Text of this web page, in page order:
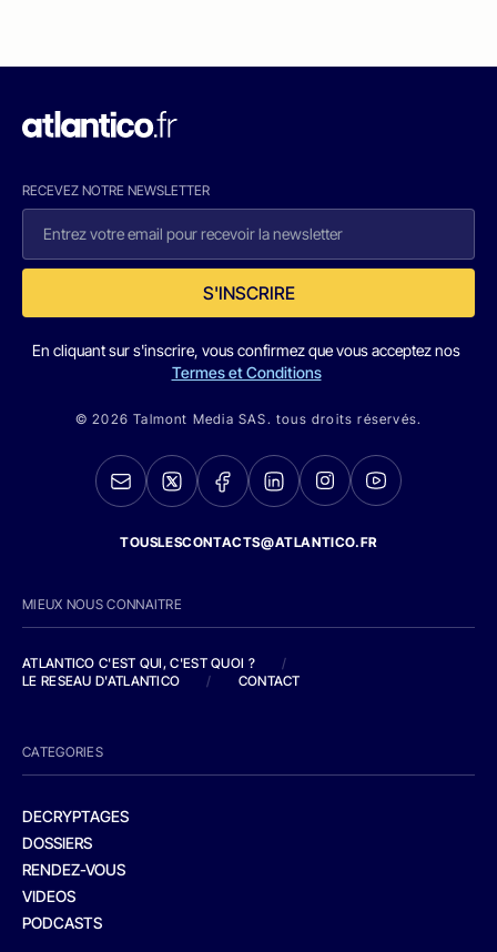
RECEVEZ NOTRE NEWSLETTER
S'INSCRIRE
En cliquant sur s'inscrire, vous confirmez que vous acceptez nos
Termes et Conditions
© 2026 Talmont Media SAS. tous droits réservés.
TOUSLESCONTACTS@ATLANTICO.FR
MIEUX NOUS CONNAITRE
ATLANTICO C'EST QUI, C'EST QUOI ?
/
LE RESEAU D'ATLANTICO
/ CONTACT
CATEGORIES
DECRYPTAGES
DOSSIERS
RENDEZ-VOUS
VIDEOS
PODCASTS